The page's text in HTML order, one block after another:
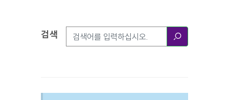
검색옵션
검색